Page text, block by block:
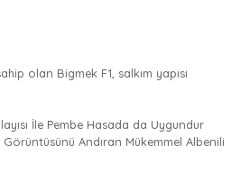
olan Bigmek F1, salkım yapısı
İle Pembe Hasada da Uygundur
Andıran Mükemmel Albenili